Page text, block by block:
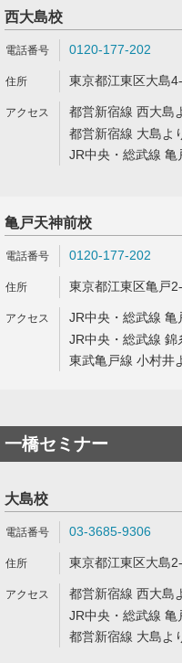
西大島校
0120-177-202
東京都江東区大島
都営新宿線 西大島
都営新宿線 大島よ
JR中央・総武線
亀戸天神前校
0120-177-202
東京都江東区亀戸
JR中央・総武線
JR中央・総武線
東武亀戸線 小村井
一橋セミナー
大島校
03-3685-9306
東京都江東区大島
都営新宿線 西大島
JR中央・総武線
都営新宿線 大島よ